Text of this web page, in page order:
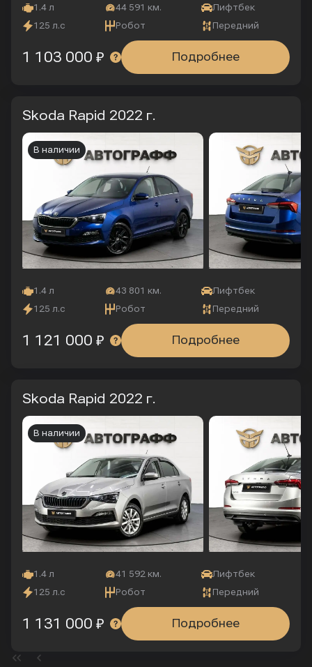
1.4 л 44 591 км.
Лифтбек
125 л.с
Робот Передний
Подробнее
1 103 000 ₽
Skoda Rapid 2022 г.
1.4 л 43 801 км.
Лифтбек
125 л.с
Робот Передний
В наличии
Подробнее
1 121 000 ₽
Skoda Rapid 2022 г.
1.4 л 41 592 км.
Лифтбек
125 л.с
Робот Передний
В наличии
Подробнее
1 131 000 ₽